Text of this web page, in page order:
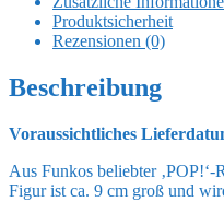
Grogu
Menge
Produktsicherheit
Rezensionen (0)
Beschreibung
Voraussichtliches
Aus Funkos beliebter
Figur ist ca. 9 cm groß und